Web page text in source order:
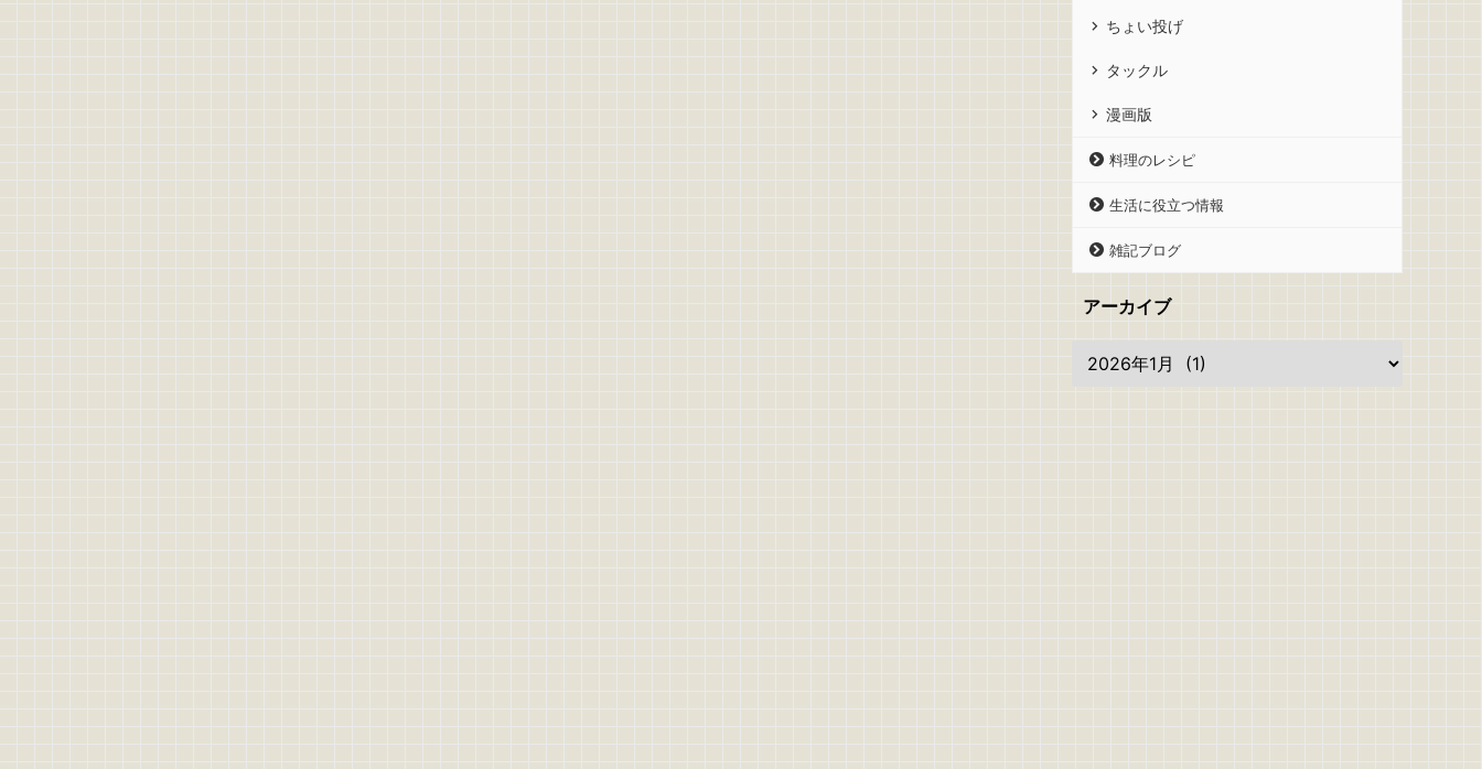
ちょい投げ
タックル
漫画版
料理のレシピ
生活に役立つ情報
雑記ブログ
アーカイブ